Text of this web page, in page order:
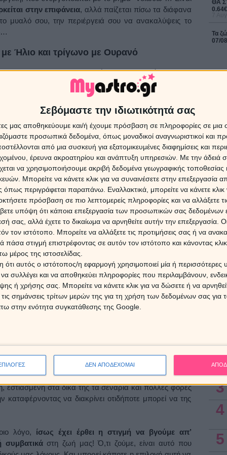
Σεβόμαστε την ιδιωτικότητά σας
μας αποθηκεύουμε και/ή έχουμε πρόσβαση σε πληροφορίες σε
προσωπικά δεδομένα, όπως μοναδικοί αναγνωριστικοί και
από μια συσκευή για εξατομικευμένες διαφημίσεις και
έρευνα ακροατηρίου και ανάπτυξη υπηρεσιών. Με την άδειά
να χρησιμοποιήσουμε ακριβή δεδομένα γεωγραφικής τοποθεσίας
Μπορείτε να κάνετε κλικ για να συναινέσετε στην επεξεργασία
περιγράφεται παραπάνω. Εναλλακτικά, μπορείτε να κάνετε κλικ
πρόσβαση σε πιο λεπτομερείς πληροφορίες και να αλλάξετε
υπόψη ότι κάποια επεξεργασία των προσωπικών σας δεδομένων
σας, αλλά έχετε το δικαίωμα να αρνηθείτε αυτήν την επεξεργασία.
τον ιστότοπο. Μπορείτε να αλλάξετε τις προτιμήσεις σας ή να
στιγμή επιστρέφοντας σε αυτόν τον ιστότοπο και κάνοντας
μέρος της ιστοσελίδας.
αυτός ο ιστότοπος/η εφαρμογή χρησιμοποιεί μία ή περισσότερες
συλλέγει και να αποθηκεύει πληροφορίες που περιλαμβάνουν,
ή χρήσης σας. Μπορείτε να κάνετε κλικ για να δώσετε ή να
σημάνσεις τρίτων μερών της για τη χρήση των δεδομένων σας
στην ενότητα συγκατάθεσης της Google.
ΔΕΝ ΑΠΟΔΕΧΟΜΑΙ
στην επιφάνεια, αλλά παίζεται πίσω τα διάφανα
μυαλό σου, την περιέργειά σου να ανακαλύψεις το
Ήλιο και τρίγωνο με Ουρανό
και με τις λέξεις… Ησύνοδος του Ηλίου με τον
την ημέρα της Παρασκευής, στήνουν το
ξαφνικών συναντήσεωνπου οργανώνουν οι
που πρέπει να συναντηθούν… για κάποιους
πωςο έρωτας αρχικά είναι μια εγκεφαλική
Τα μάτια, που μπορούν να μιλούν χωρίς να λένε
τα πάντα, μόνο με ένα βλέμμα τους!
στον Υδροχόο
αποκτούν εκείνο το πιοσκοτεινό χρώμα, που
να θέλει να φύγει, να πετάξει, να χαθεί σε άγνωστους
λαχταρά!
, που ακολουθεί την ημέρα της Κυριακής,
έρχονται να ανοίξουν εκείνα τα περίεργα κουτάκια της
μπορεί να κρατά πολύ καλά κλεισμένα, σχεδόν
πάρουμε θέση απέναντι στα πρόσωπα και τις
Ουρανό και τετράγωνο με Κρόνο
τέλους για κάποιες σχέσεις…
από δύσκολη γωνίατις ημέρες αυτές, κάνοντας
εστιασμένη στα δικά της τα σενάρια και πολλές φορές
να διακρίνει οτιδήποτε μπορεί να της
λόγο, ίσως έχει έρθει η στιγμή να βγούμε απ’
συμβατικάστη ζωή μας! Ό,τι ζούμε, είναι αυτό που
ΘΑ
Τα
07/
16
Η
τον
7
Οι
για
16/
7
1
2
3
4
5